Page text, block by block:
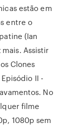
estão em
entre o
(Ian
Assistir
Clones
II -
No
filme
1080p sem